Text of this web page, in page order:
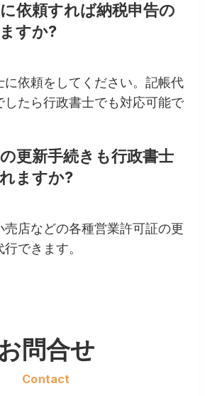
依頼すれば納税申告の
すか?
に依頼をしてください。記帳代
したら行政書士でも対応可能で
更新手続きも行政書士
ますか?
売店などの各種営業許可証の更
できます。
問合せ
Contact